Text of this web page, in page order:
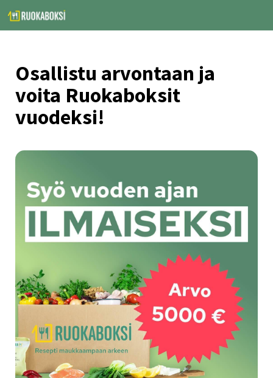
Osallistu arvontaan ja
voita Ruokaboksit
vuodeksi!